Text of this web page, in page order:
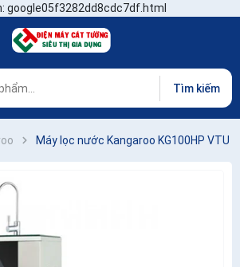
google05f3282dd8cdc7df.html
Tìm kiếm
Máy lọc nước Kangaroo KG100HP VTU